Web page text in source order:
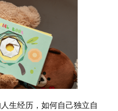
生经历，如何自己独立自